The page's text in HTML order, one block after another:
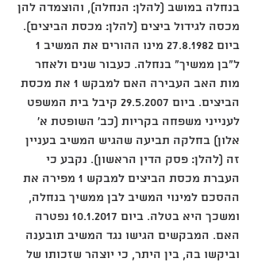
בנחלה במושב (להלן: הנחלה), והוצמדה להן
מכסה לגידול ביצים (להלן: מכסת הביצים).
ל"בן ממשיך" בנחלה. כעבור שנים ולאחר
מות האב העבירה האם למבקש 1 את מכסת
הביצים. ביום 29.5.2007 קיבל בית המשפט
לענייני משפחה בקריות (כב' השופטת א'
אלון) בחלקה תביעה שהגיש המשיב בעניין
זה (להלן: פסק הדין הראשון). נקבע כי
העברת מכסת הביצים למבקש 1 מפירה את
ההסכם למינוי המשיב לבן ממשיך בנחלה,
ומשכך היא בטלה. ביום 10.1.2017 נפטרה
האם. המבקשים הגישו נגד המשיב תובענה
וביקשו בה, בין היתר, כי יוצהר שזכותו של